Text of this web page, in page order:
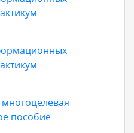
пособие